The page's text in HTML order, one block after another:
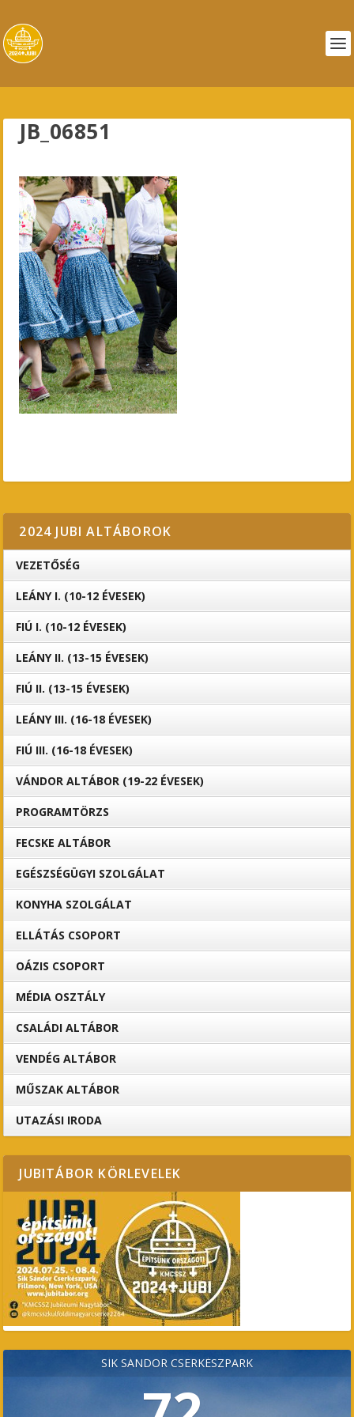
JB_06851
2024 JUBI ALTÁBOROK
VEZETŐSÉG
LEÁNY I. (10-12 ÉVESEK)
FIÚ I. (10-12 ÉVESEK)
LEÁNY II. (13-15 ÉVESEK)
FIÚ II. (13-15 ÉVESEK)
LEÁNY III. (16-18 ÉVESEK)
FIÚ III. (16-18 ÉVESEK)
VÁNDOR ALTÁBOR (19-22 ÉVESEK)
PROGRAMTÖRZS
FECSKE ALTÁBOR
EGÉSZSÉGÜGYI SZOLGÁLAT
KONYHA SZOLGÁLAT
ELLÁTÁS CSOPORT
OÁZIS CSOPORT
MÉDIA OSZTÁLY
CSALÁDI ALTÁBOR
VENDÉG ALTÁBOR
MŰSZAK ALTÁBOR
UTAZÁSI IRODA
JUBITÁBOR KÖRLEVELEK
SÍK SÁNDOR CSERKÉSZPARK